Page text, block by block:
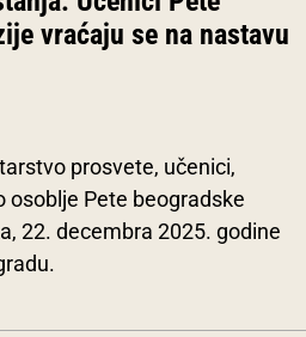
vraćaju se na nastavu
prosvete, učenici,
osoblje Pete beogradske
22. decembra 2025. godine